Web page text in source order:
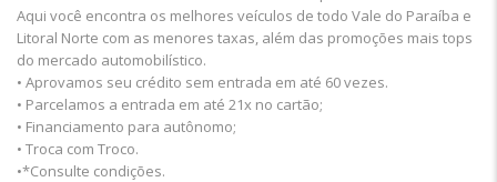
Aqui você encontra os melhores veículos de todo Vale do Paraíba e
Litoral Norte com as menores taxas, além das promoções mais tops
do mercado automobilístico.
• Aprovamos seu crédito sem entrada em até 60 vezes.
• Parcelamos a entrada em até 21x no cartão;
• Financiamento para autônomo;
• Troca com Troco.
•*Consulte condições.